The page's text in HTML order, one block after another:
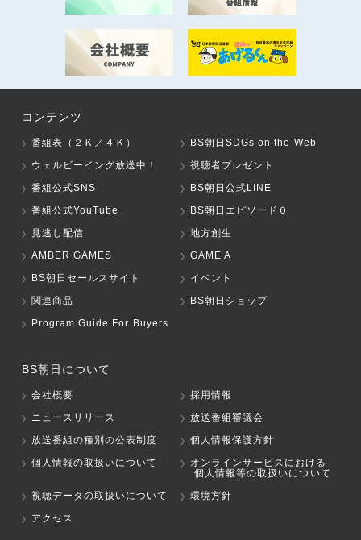
コンテンツ
番組表（２Ｋ／４Ｋ）
BS朝日SDGs on the Web
ウェルビーイング放送中！
視聴者プレゼント
番組公式SNS
BS朝日公式LINE
番組公式YouTube
BS朝日エピソード０
見逃し配信
地方創生
AMBER GAMES
GAME A
BS朝日セールスサイト
イベント
関連商品
BS朝日ショップ
Program Guide For Buyers
BS朝日について
会社概要
採用情報
ニュースリリース
放送番組審議会
放送番組の種別の公表制度
個人情報保護方針
個人情報の取扱いについて
オンラインサービスにおける
個人情報等の取扱いについて
視聴データの取扱いについて
環境方針
アクセス